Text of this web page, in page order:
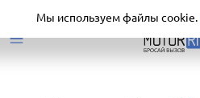
Мы используем файлы cookie.